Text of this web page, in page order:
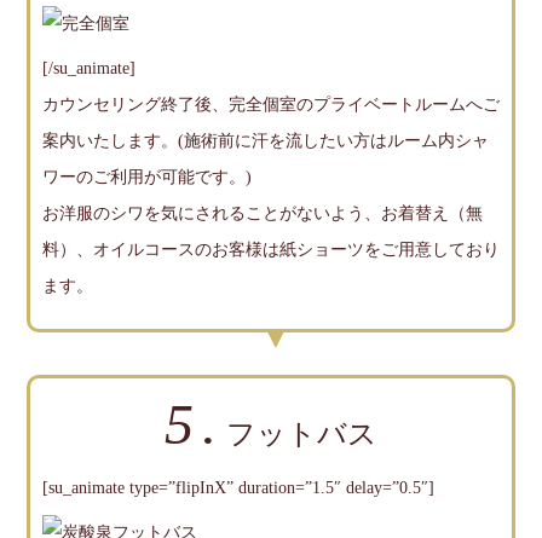
[/su_animate]
カウンセリング終了後、完全個室のプライベートルームへご
案内いたします。(施術前に汗を流したい方はルーム内シャ
ワーのご利用が可能です。)
お洋服のシワを気にされることがないよう、お着替え（無
料）、オイルコースのお客様は紙ショーツをご用意しており
ます。
5. フットバス
[su_animate type=”flipInX” duration=”1.5″ delay=”0.5″]